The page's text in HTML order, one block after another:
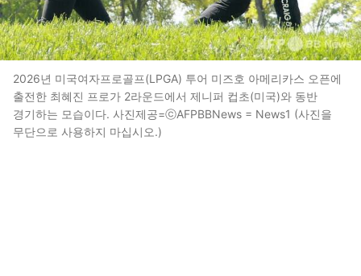
2026년 미국여자프로골프(LPGA) 투어 미즈호 아메리카스 오픈에
출전한 최혜진 프로가 2라운드에서 제니퍼 컵초(미국)와 동반
경기하는 모습이다. 사진제공=ⓒAFPBBNews = News1 (사진을
무단으로 사용하지 마십시오.)